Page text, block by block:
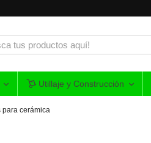
Utillaje y Construcción
para cerámica